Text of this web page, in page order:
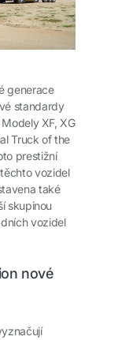
generace
standardy
XF, XG
Truck of the
prestižní
vozidel
také
skupinou
vozidel
nové